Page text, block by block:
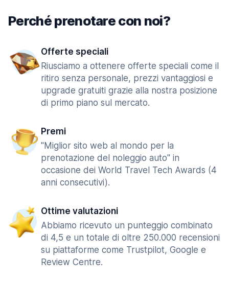
Perché prenotare con noi?
Offerte speciali
Riusciamo a ottenere offerte speciali come il
ritiro senza personale, prezzi vantaggiosi e
upgrade gratuiti grazie alla nostra posizione
di primo piano sul mercato.
Premi
"Miglior sito web al mondo per la
prenotazione del noleggio auto" in
occasione dei World Travel Tech Awards (4
anni consecutivi).
Ottime valutazioni
Abbiamo ricevuto un punteggio combinato
di 4,5 e un totale di oltre 250.000 recensioni
su piattaforme come Trustpilot, Google e
Review Centre.